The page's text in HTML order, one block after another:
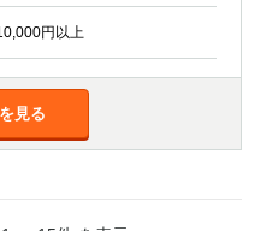
円以上
見る